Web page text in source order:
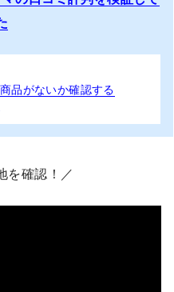
品がないか確認する
を確認！／